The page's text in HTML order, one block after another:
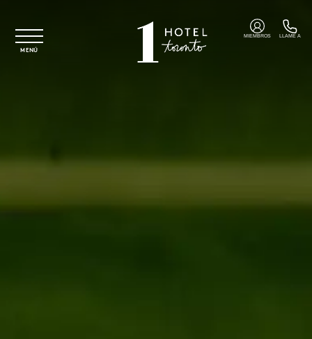
MENÚ
MIEMBROS LLAME A